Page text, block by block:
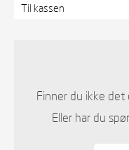
Til kassen
Finner du ikke
Eller har du